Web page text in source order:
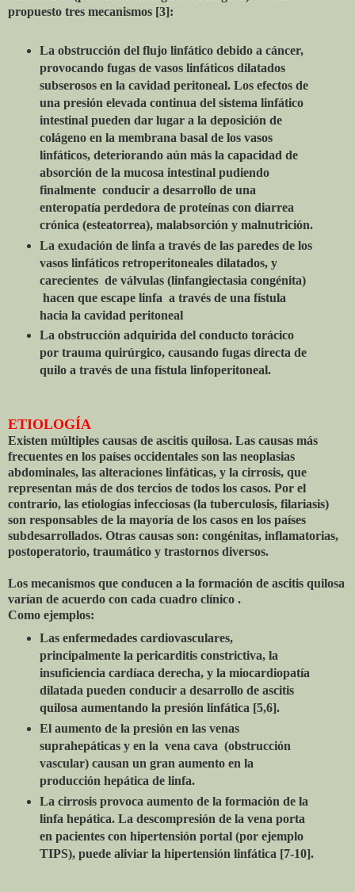
propuesto tres mecanismos [3]:
La obstrucción del flujo linfático debido a cáncer,
provocando fugas de vasos linfáticos dilatados
subserosos en la cavidad peritoneal. Los efectos de
una presión elevada continua del sistema linfático
intestinal pueden dar lugar a la deposición de
colágeno en la membrana basal de los vasos
linfáticos, deteriorando aún más la capacidad de
absorción de la mucosa intestinal pudiendo
finalmente conducir a desarrollo de una
enteropatía perdedora de proteínas con diarrea
crónica (esteatorrea), malabsorción y malnutrición.
La exudación de linfa a través de las paredes de los
vasos linfáticos retroperitoneales dilatados, y
carecientes de válvulas (linfangiectasia congénita)
hacen que escape linfa a través de una fístula
hacia la cavidad peritoneal
La obstrucción adquirida del conducto torácico
por trauma quirúrgico, causando fugas directa de
quilo a través de una fístula linfoperitoneal.
ETIOLOGÍA
Existen múltiples causas de ascitis quilosa. Las causas más
frecuentes en los países occidentales son las neoplasias
abdominales, las alteraciones linfáticas, y la cirrosis, que
representan más de dos tercios de todos los casos. Por el
contrario, las etiologías infecciosas (la tuberculosis, filariasis)
son responsables de la mayoría de los casos en los países
subdesarrollados. Otras causas son: congénitas, inflamatorias,
postoperatorio, traumático y trastornos diversos.
Los mecanismos que conducen a la formación de ascitis quilosa
varían de acuerdo con cada cuadro clínico .
Como ejemplos:
Las enfermedades cardiovasculares,
principalmente la pericarditis constrictiva, la
insuficiencia cardíaca derecha, y la miocardiopatía
dilatada pueden conducir a desarrollo de ascitis
quilosa aumentando la presión linfática [5,6].
El aumento de la presión en las venas
suprahepáticas y en la vena cava (obstrucción
vascular) causan un gran aumento en la
producción hepática de linfa.
La cirrosis provoca aumento de la formación de la
linfa hepática. La descompresión de la vena porta
en pacientes con hipertensión portal (por ejemplo
TIPS), puede aliviar la hipertensión linfática [7-10].